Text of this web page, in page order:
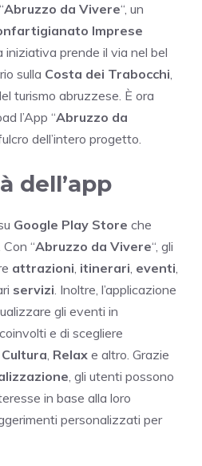
Abruzzo da Vivere“, un
Imprese
iniziativa prende il via nel bel
sulla Costa dei Trabocchi,
turismo abruzzese. È ora
l’App “Abruzzo da
dell’intero progetto.
dell’app
Google Play Store che
Con “Abruzzo da Vivere“, gli
attrazioni, itinerari, eventi,
servizi. Inoltre, l’applicazione
gli eventi in
e di scegliere
Cultura, Relax e altro. Grazie
, gli utenti possono
in base alla loro
personalizzati per